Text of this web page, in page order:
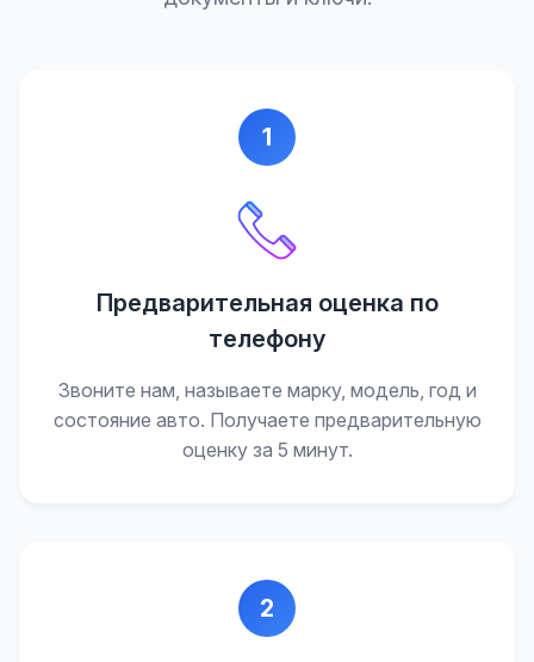
1
Предварительная оценка по
телефону
Звоните нам, называете марку, модель, год и
состояние авто. Получаете предварительную
оценку за 5 минут.
2